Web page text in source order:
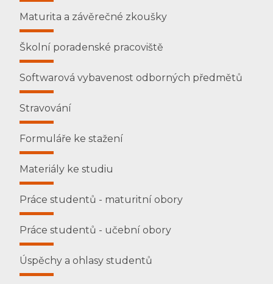
Maturita a závěrečné zkoušky
Školní poradenské pracoviště
Softwarová vybavenost odborných předmětů
Stravování
Formuláře ke stažení
Materiály ke studiu
Práce studentů - maturitní obory
Práce studentů - učební obory
Úspěchy a ohlasy studentů